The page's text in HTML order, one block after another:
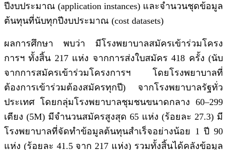
ปีงบประมาณ (application instances) และจำนวนชุดข้อมูล
ต้นทุนที่นับทุกปีงบประมาณ (cost datasets)
ผลการศึกษา พบว่า มีโรงพยาบาลสมัครเข้าร่วมโครง
การฯ ทั้งสิ้น 217 แห่ง จากการส่งใบสมัคร 418 ครั้ง (นับ
จากการสมัครเข้าร่วมโครงการฯ โดยโรงพยาบาลที่
ต้องการเข้าร่วมต้องสมัครทุกปี) จากโรงพยาบาลรัฐทั่ว
ประเทศ โดยกลุ่มโรงพยาบาลชุมชนขนาดกลาง 60–299
เตียง (5M) มีจำนวนสมัครสูงสุด 65 แห่ง (ร้อยละ 27.3) มี
โรงพยาบาลที่จัดทำข้อมูลต้นทุนสำเร็จอย่างน้อย 1 ปี 90
แห่ง (ร้อยละ 41.5 จาก 217 แห่ง) รวมทั้งสิ้นได้คลังข้อมูล